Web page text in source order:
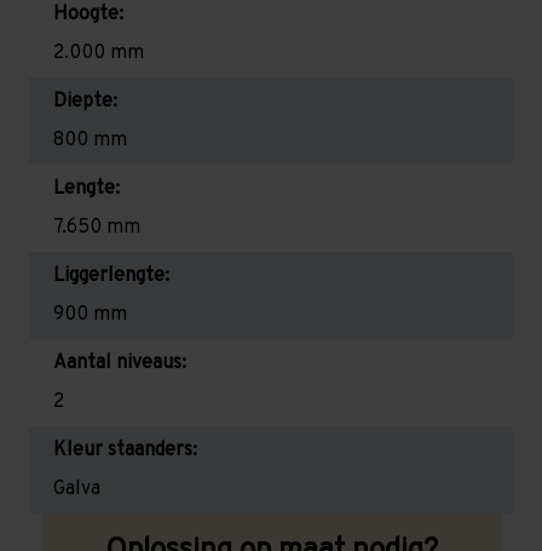
Hoogte:
2.000 mm
Diepte:
800 mm
Lengte:
7.650 mm
Liggerlengte:
900 mm
Aantal niveaus:
2
Kleur staanders:
Galva